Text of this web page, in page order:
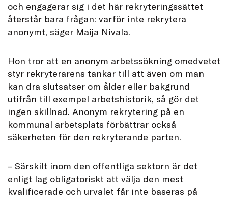
och engagerar sig i det här rekryteringssättet
återstår bara frågan: varför inte rekrytera
anonymt, säger Maija Nivala.
Hon tror att en anonym arbetssökning omedvetet
styr rekryterarens tankar till att även om man
kan dra slutsatser om ålder eller bakgrund
utifrån till exempel arbetshistorik, så gör det
ingen skillnad. Anonym rekrytering på en
kommunal arbetsplats förbättrar också
säkerheten för den rekryterande parten.
– Särskilt inom den offentliga sektorn är det
enligt lag obligatoriskt att välja den mest
kvalificerade och urvalet får inte baseras på